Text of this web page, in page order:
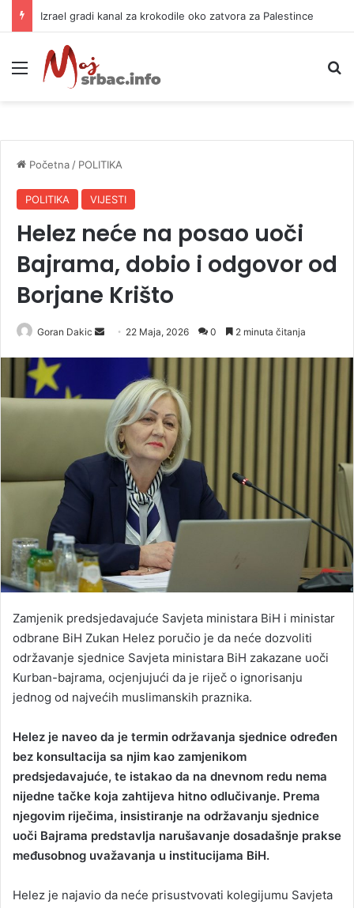
Izrael gradi kanal za krokodile oko zatvora za Palestince
Meni
Početna / POLITIKA
POLITIKA VIJESTI
Helez neće na posao uoči
Bajrama, dobio i odgovor od
Borjane Krišto
Goran Dakic
a
e
22 Maja, 2026 0 2 minuta čitanja
Zamjenik predsjedavajuće Savjeta ministara BiH i ministar
odbrane BiH Zukan Helez poručio je da neće dozvoliti
održavanje sjednice Savjeta ministara BiH zakazane uoči
Kurban-bajrama, ocjenjujući da je riječ o ignorisanju
jednog od najvećih muslimanskih praznika.
Helez je naveo da je termin održavanja sjednice određen
bez konsultacija sa njim kao zamjenikom
predsjedavajuće, te istakao da na dnevnom redu nema
nijedne tačke koja zahtijeva hitno odlučivanje. Prema
njegovim riječima, insistiranje na održavanju sjednice
uoči Bajrama predstavlja narušavanje dosadašnje prakse
međusobnog uvažavanja u institucijama BiH.
Helez je najavio da neće prisustvovati kolegijumu Savjeta